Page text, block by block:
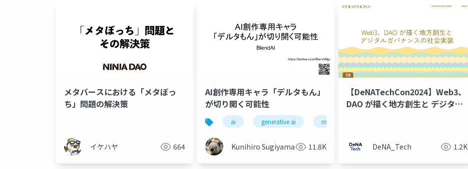
メタバースにおける「メタぼっ
ち」問題の解決策
イケハヤ 664
AI創作専用キャラ「デルタもん」
が切り開く可能性
ai generative ai machine learning
Kunihiro Sugiyama 11.8K
【DeNATechCon2024】Web3、
DAO が描く地方創生と デジタル
DeNA_Tech 1.2K